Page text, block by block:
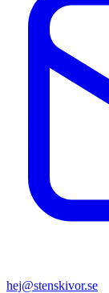
hej@stenskivor.se